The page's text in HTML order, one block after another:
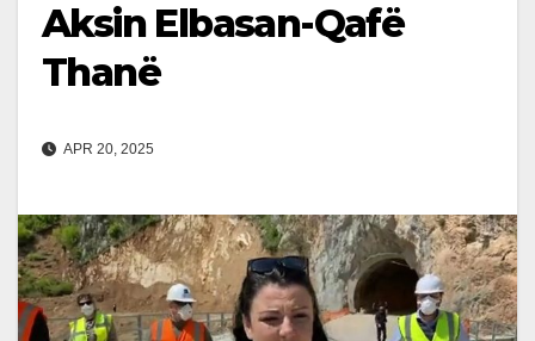
Aksin Elbasan-Qafë
Thanë
APR 20, 2025